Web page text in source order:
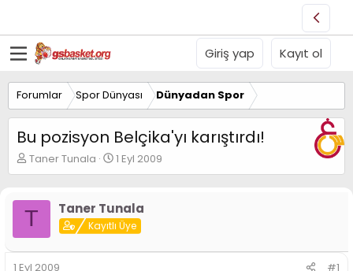
Giriş yap Kayıt ol
Forumlar Spor Dünyası Dünyadan Spor
Bu pozisyon Belçika'yı karıştırdı!
K
o
u
y
u
B
a
Taner Tunala
B
a
a
n
ı
1 Eyl 2009
T Taner Tunala
Kayıtlı Üye
1 Eyl 2009 #1